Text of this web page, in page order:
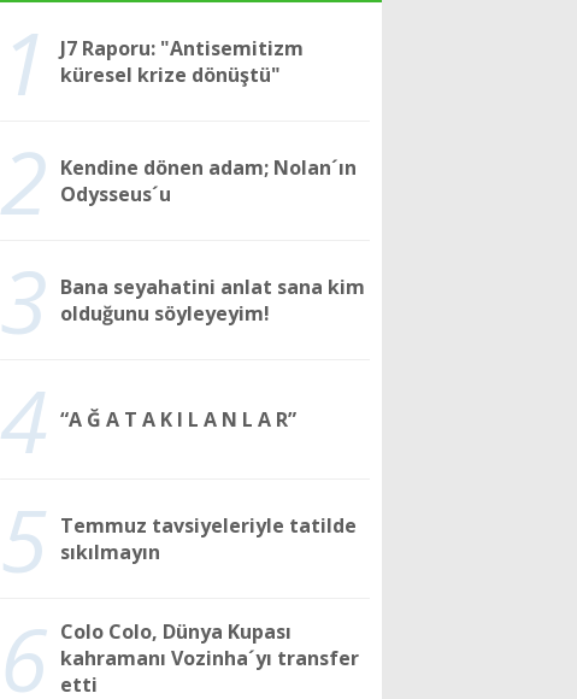
1
J7 Raporu: "Antisemitizm
küresel krize dönüştü"
2 Kendine dönen adam; Nolan´ın
Odysseus´u
3 Bana seyahatini anlat sana kim
olduğunu söyleyeyim!
4 “A Ğ A T A K I L A N L A R”
5 Temmuz tavsiyeleriyle tatilde
sıkılmayın
6 Colo Colo, Dünya Kupası
kahramanı Vozinha´yı transfer
etti